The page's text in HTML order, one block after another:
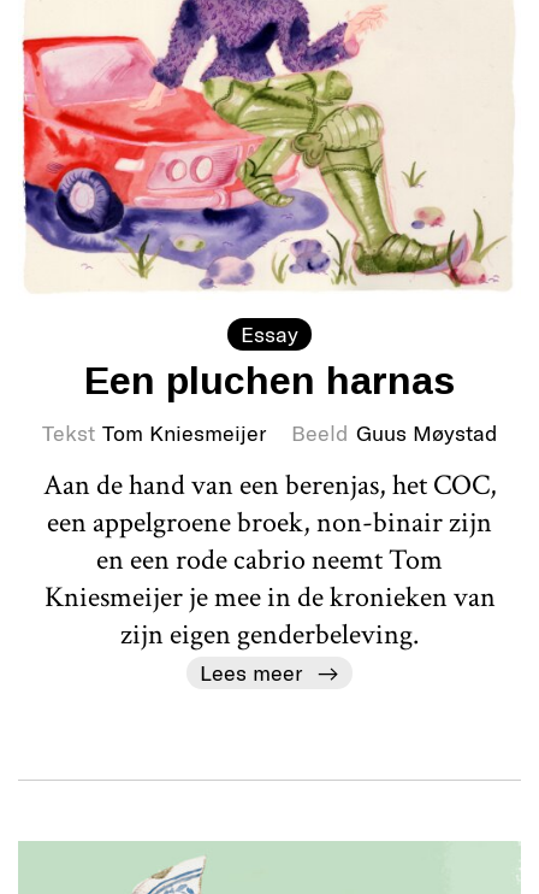
Essay
Een pluchen harnas
Tekst Tom Kniesmeijer Beeld Guus Møystad
Aan de hand van een berenjas, het COC,
een appelgroene broek, non-binair zijn
en een rode cabrio neemt Tom
Kniesmeijer je mee in de kronieken van
zijn eigen genderbeleving.
Lees meer